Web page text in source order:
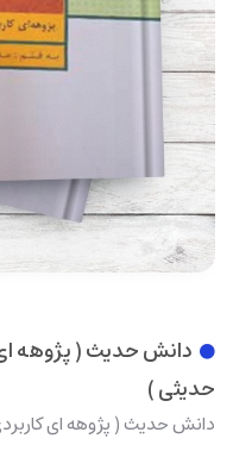
دانش حديث ( پژوهه
حديثی )
دانش حديث ( پژوهه ای